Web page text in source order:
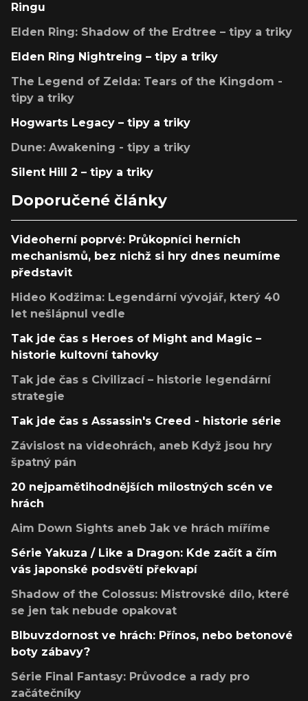
Ringu
Elden Ring: Shadow of the Erdtree – tipy a triky
Elden Ring Nightreing – tipy a triky
The Legend of Zelda: Tears of the Kingdom -
tipy a triky
Hogwarts Legacy – tipy a triky
Dune: Awakening - tipy a triky
Silent Hill 2 – tipy a triky
Doporučené články
Videoherní poprvé: Průkopníci herních
mechanismů, bez nichž si hry dnes neumíme
představit
Hideo Kodžima: Legendární vývojář, který 40
let nešlápnul vedle
Tak jde čas s Heroes of Might and Magic –
historie kultovní tahovky
Tak jde čas s Civilizací – historie legendární
strategie
Tak jde čas s Assassin's Creed - historie série
Závislost na videohrách, aneb Když jsou hry
špatný pán
20 nejpamětihodnějších milostných scén ve
hrách
Aim Down Sights aneb Jak ve hrách míříme
Série Yakuza / Like a Dragon: Kde začít a čím
vás japonské podsvětí překvapí
Shadow of the Colossus: Mistrovské dílo, které
se jen tak nebude opakovat
Blbuvzdornost ve hrách: Přínos, nebo betonové
boty zábavy?
Série Final Fantasy: Průvodce a rady pro
začátečníky